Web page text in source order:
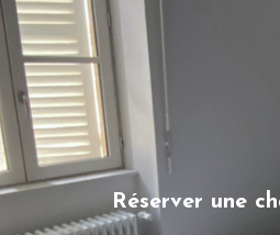
Réserver une